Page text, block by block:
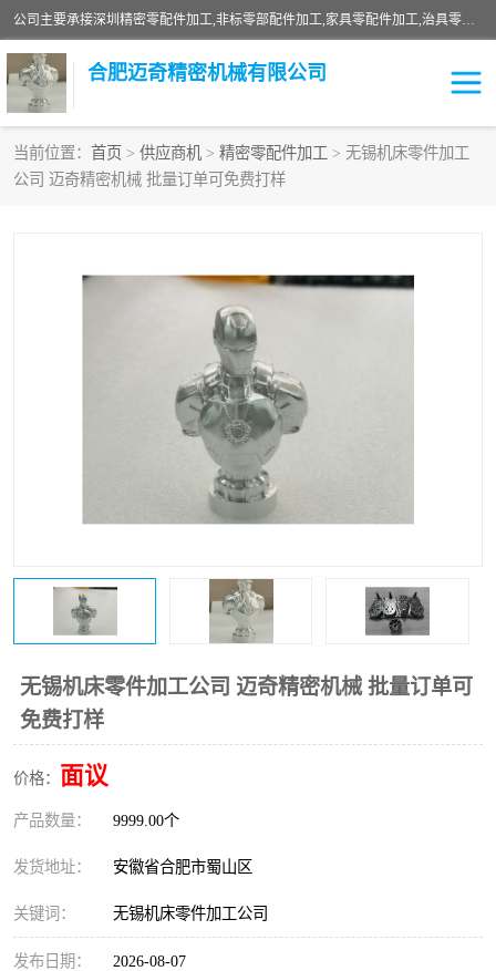
公司主要承接深圳精密零配件加工,非标零部配件加工,家具零配件加工,治具零配件加工,安徽精密零配件加工等各种各种精密机械加工，欢迎来来电咨询！
合肥迈奇精密机械有限公司
当前位置： 首页 > 供应商机 > 精密零配件加工 > 无锡机床零件加工
公司 迈奇精密机械 批量订单可免费打样
无锡机床零件加工公司 迈奇精密机械 批量订单可
免费打样
价格： 面议
产品数量： 9999.00个
发货地址： 安徽省合肥市蜀山区
关键词： 无锡机床零件加工公司
发布日期： 2026-08-07
铣床加工 精密零配件加工
数控机床加工